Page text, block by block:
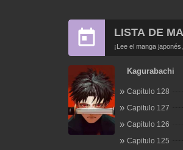
LISTA DE
¡Lee el manga
Kagurabachi
Capitulo 128
Capitulo 127
Capitulo 126
Capitulo 125